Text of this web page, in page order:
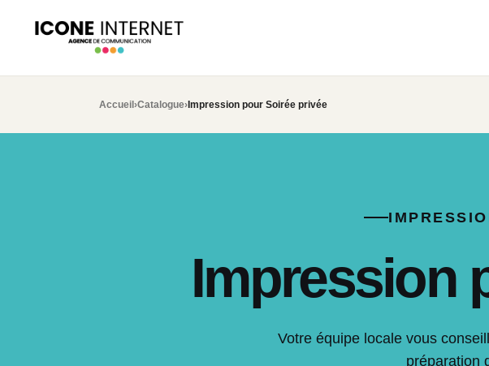
Accueil ›Catalogue› Impression pour Soirée privée
Impression
Votre équipe locale vous
préparation